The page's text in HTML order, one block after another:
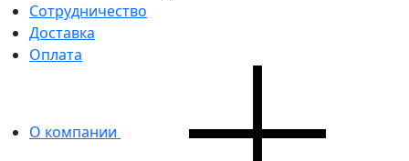
Сотрудничество
Доставка
Оплата
О компании